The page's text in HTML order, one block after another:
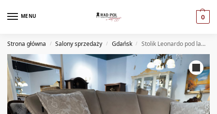
MENU 0
Strona główna / Salony sprzedaży / Gdańsk / Stolik Leonardo pod lampę(GD)